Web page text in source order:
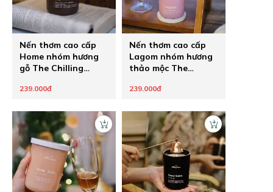
Nến thơm cao cấp
Home nhóm hương
gỗ The Chilling
239.000đ
Nến thơm cao cấp
Lagom nhóm hương
thảo mộc The
239.000đ